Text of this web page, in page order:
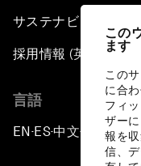
この
ます
この
に合
フィ
ザー
報を
信、
サステナビリティへ
採用情報 (英語のみ)
言語
EN ▪ ES▪中文▪ 日本語